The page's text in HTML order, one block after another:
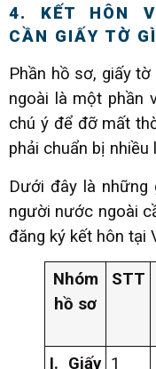
4. KẾT HÔN
CẦN GIẤY TỜ
Phần hồ sơ, giấy
ngoài là một phần
chú ý để đỡ mất
phải chuẩn bị nhiều
Dưới đây là những
người nước ngoài
đăng ký kết hôn tại
Nhóm
hồ sơ
STT
I. Giấy 1